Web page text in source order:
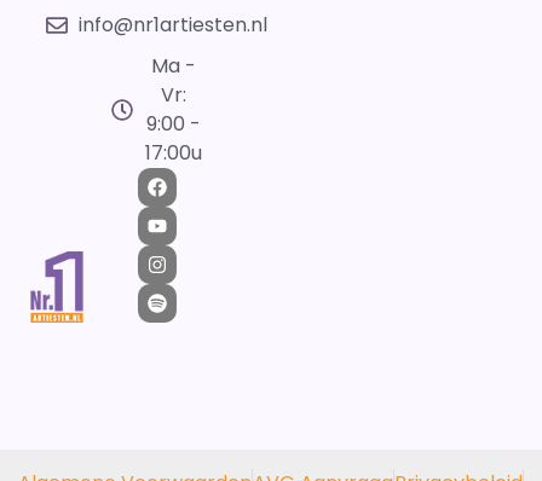
info@nr1artiesten.nl
Ma -
Vr:
9:00 -
17:00u